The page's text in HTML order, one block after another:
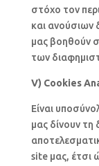
στόχο τον
και ανούσιων
μας βοηθούν
των
V) Cookies
Είναι
μας δίνουν τη
site μας, έτσι